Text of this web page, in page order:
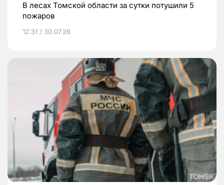
В лесах Томской области за сутки потушили 5
пожаров
12:31 / 30.07.26